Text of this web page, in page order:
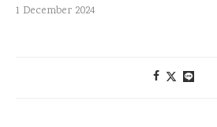
1 December 2024